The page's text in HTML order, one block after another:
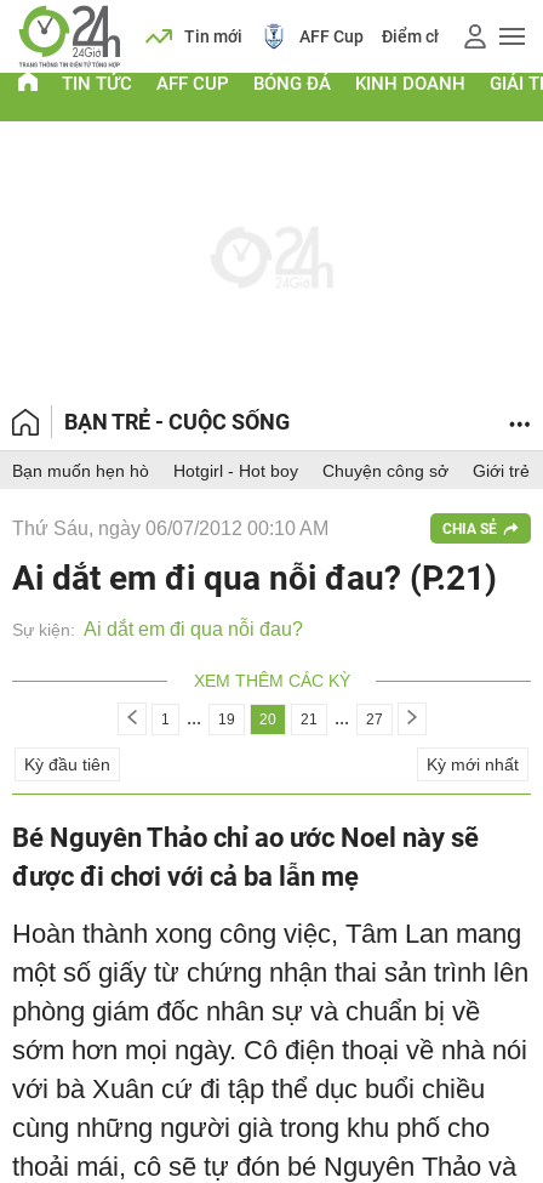
Lịch Tin mới AFF Cup Điểm chuẩn 2026
TIN TỨC AFF CUP BÓNG ĐÁ KINH DOANH GIẢI
BẠN TRẺ - CUỘC SỐNG
Bạn muốn hẹn hò Hotgirl - Hot boy Chuyện công sở Giới trẻ
Thứ Sáu, ngày 06/07/2012 00:10 AM CHIA SẺ
Ai dắt em đi qua nỗi đau? (P.21)
Sự kiện: Ai dắt em đi qua nỗi đau?
XEM THÊM CÁC KỲ
1 ... 19 20 21 ... 27
Kỳ đầu tiên Kỳ mới nhất
Bé Nguyên Thảo chỉ ao ước Noel này sẽ
được đi chơi với cả ba lẫn mẹ
Hoàn thành xong công việc, Tâm Lan mang
một số giấy từ chứng nhận thai sản trình lên
phòng giám đốc nhân sự và chuẩn bị về
sớm hơn mọi ngày. Cô điện thoại về nhà nói
với bà Xuân cứ đi tập thể dục buổi chiều
cùng những người già trong khu phố cho
thoải mái, cô sẽ tự đón bé Nguyên Thảo và